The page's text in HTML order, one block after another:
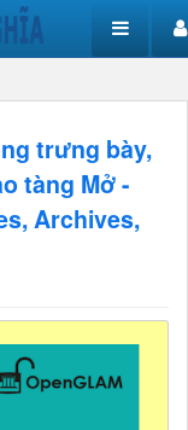
trưng bày,
tàng Mở -
Archives,